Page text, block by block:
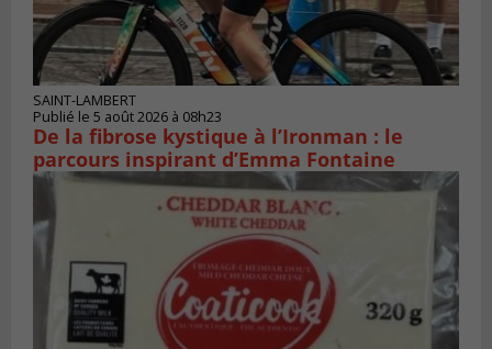
SAINT-LAMBERT
Publié le 5 août 2026 à 08h23
De la fibrose kystique à l’Ironman : le
parcours inspirant d’Emma Fontaine